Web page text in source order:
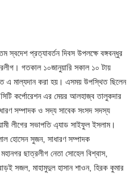
স্বদেশ প্রত্যাবর্তন দিবস উপলক্ষে বঙ্গবন্ধুর
গতকাল ১০জানুয়ারি সকাল ১০ টায়
এ মাল্যদান করা হয়। এসময় উপস্থিত ছিলেন
কর্পোরেশন এর মেয়র আলহাজ্ব তালুকদার
সম্পাদক ও সদ্য সাবেক সংসদ সদস্য
লীগের সভাপতি এ্যাড সাইফুল ইসলাম।
হোসেন সুজন, সাধারণ সম্পাদক
ছাত্রলীগ নেতা সোহেল বিশ্বাস,
সজল, মাহামুদুল হাসান শাওন, হিরক কুমার